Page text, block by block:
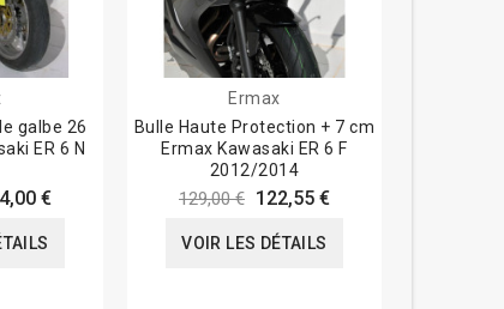
galbe 26
ER 6 N
€
Ermax
Bulle Haute Protection + 7 cm
Ermax Kawasaki ER 6 F
2012/2014
129,00 € 122,55 €
VOIR LES DÉTAILS